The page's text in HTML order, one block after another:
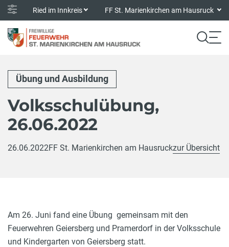
Ried im Innkreis FF St. Marienkirchen am Hausruck
Übung und Ausbildung
Volksschulübung,
26.06.2022
26.06.2022FF St. Marienkirchen am Hausruckzur Übersicht
Am 26. Juni fand eine Übung gemeinsam mit den
Feuerwehren Geiersberg und Pramerdorf in der Volksschule
und Kindergarten von Geiersberg statt.